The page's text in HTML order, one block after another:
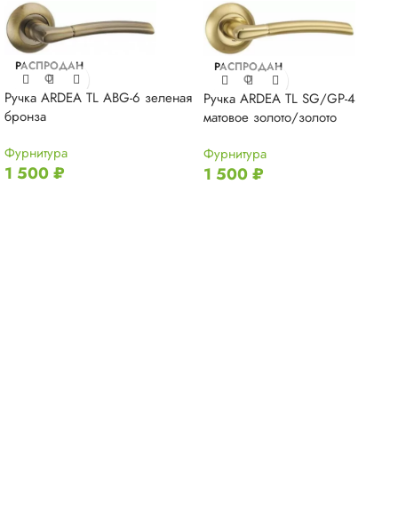
РАСПРОДАН
О
Ручка ARDEA TL ABG-6 зеленая
бронза
Фурнитура
1 500₽
РАСПРОДАН
О
Ручка ARDEA TL SG/GP-4
матовое золото/золото
Фурнитура
1 500₽